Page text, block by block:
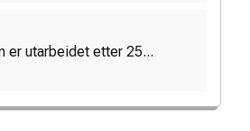
er utarbeidet etter 25...